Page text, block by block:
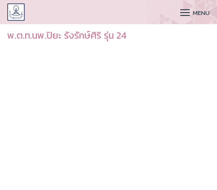
CUDAA MENU
พ.ต.ท.นพ.ปิยะ รังรักษ์ศิริ รุ่น 24